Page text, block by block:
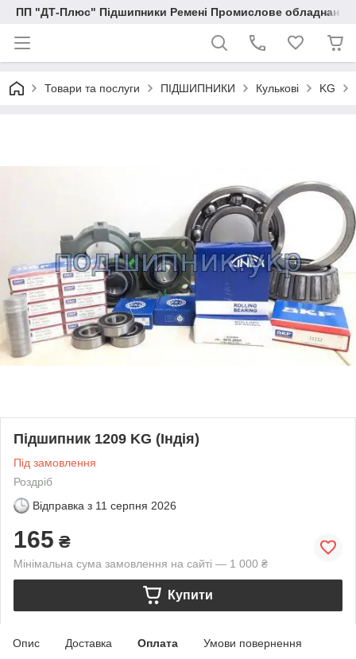
ПП "ДТ-Плюс" Підшипники Ремені Промислове обладнання
Товари та послуги ПІДШИПНИКИ Кулькові KG
Підшипник 1209 KG (Індія)
Під замовлення
Роздріб
Відправка з 11 серпня 2026
165 ₴
Мінімальна сума замовлення на сайті — 1 000 ₴
Купити
Опис Доставка Оплата Умови повернення